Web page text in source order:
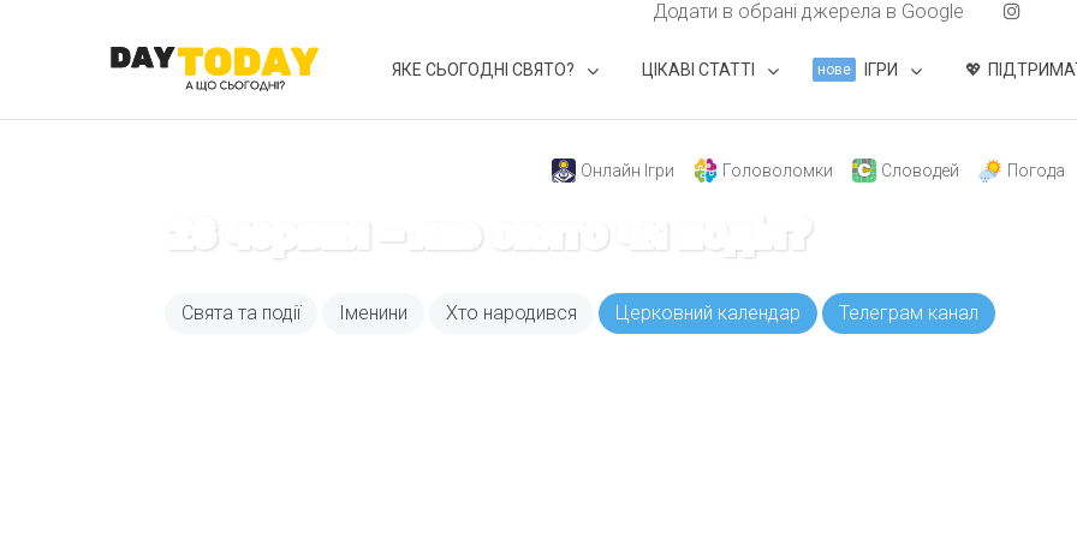
Додати в обрані джерела в Google
ЯКЕ СЬОГОДНІ СВЯТО? ЦІКАВІ СТАТТІ нове ІГРИ
Онлайн Ігри Головоломки Словодей Погода
26 червня – яке свято чи подія?
Свята та події Іменини Хто народився Церковний календар Телеграм канал